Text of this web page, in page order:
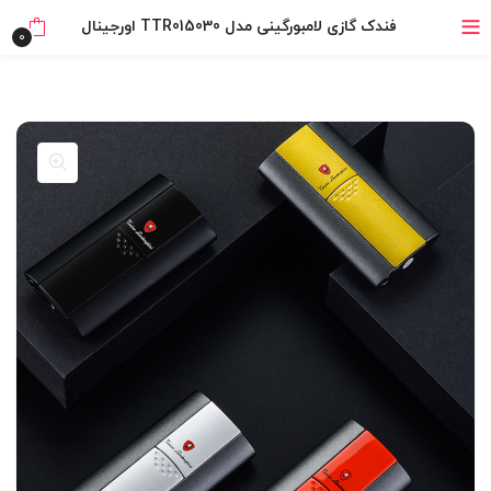
خرید قسطی با ترب‌پی
فندک گازی لامبورگینی مدل TTR015030 اورجینال 0